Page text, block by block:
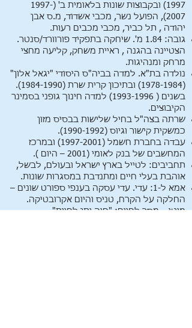
1997)
ובקבוצות שונות בלאומית ב'
(1997-
2007) , הפועל נשר, מכבי אשדוד, מ.ס אבן
יהודה , תל כביר, מכבי מכבים רעות.
גובה: 1.84 מ'. שיחקה בתפקיד פורוורד/סנטר.
הצטיינה בהגנה , ראיית משחק, קליעה מחצי
מרחק ומנהיגות.
נולדה בת"א. למדה בביה"ס היסודי "יגאל אלון"
(1978-1984)
ובתיכון קרית שרת (1984-1990)
.
בשנים ( 1993-1996)
למדה חינוך גופני בסמינר
הקיבוצים.
שרתה בצה"ל בחיל שלישות בבסיס מזון
כמשקית קישור וגיוס (1990-1992)
.
עבדה בחברת חשמל (1997-2001)
ובמרכז
המחשבים של בנק לאומי (2001 – היום ).
תחביבים: לטייל בארץ ישראל ובעולם, לבשל,
אוהבת בעלי חיים ומתנדבת במסגרות שונות.
אמא ל-1: עדי. עדי עסקה בענפי ספורט שונים –
החלקה על הקרח, טניס והיום אקרובטיקה.
מוטו – מסר לחיים: "חיה ותן לחיות".